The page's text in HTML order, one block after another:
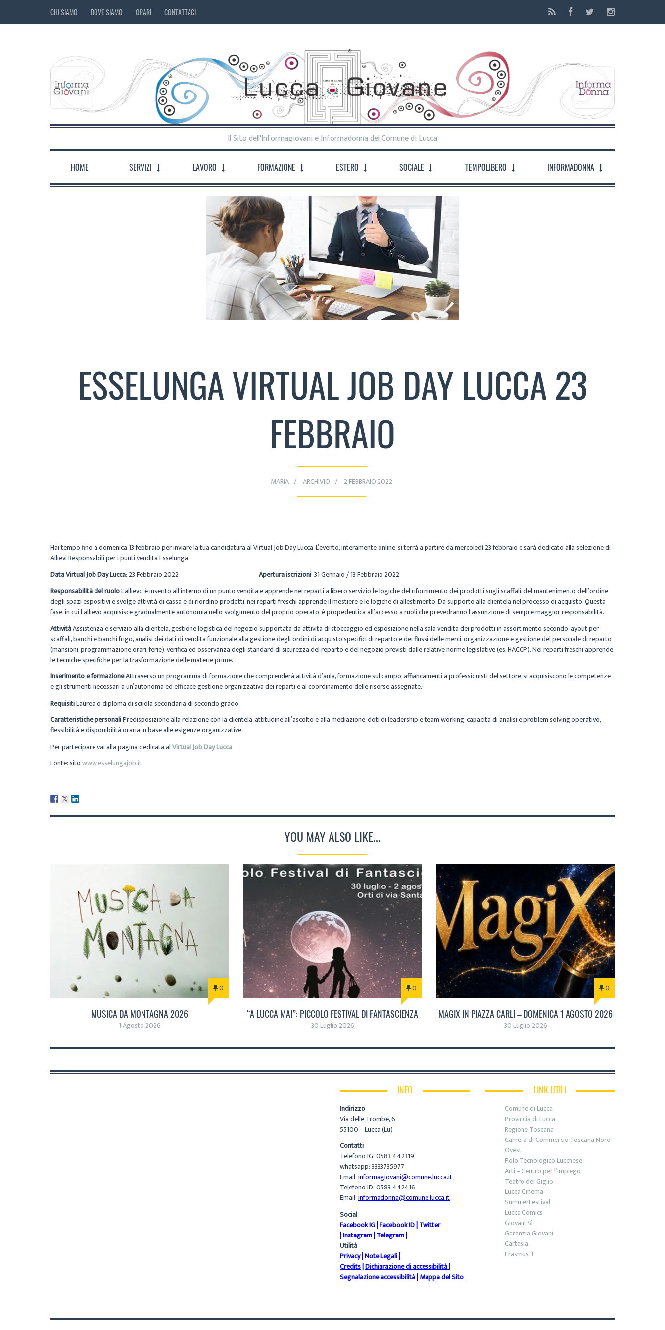
CHI SIAMO DOVE SIAMO ORARI CONTATTACI
Il Sito dell'Informagiovani e Informadonna del Comune di Lucca
HOME SERVIZI LAVORO FORMAZIONE ESTERO SOCIALE TEMPOLIBERO INFORMADONNA
ESSELUNGA VIRTUAL JOB DAY LUCCA 23
FEBBRAIO
MARIA ARCHIVIO 2 FEBBRAIO 2022
Hai tempo fino a domenica 13 febbraio per inviare la tua candidatura al Virtual Job Day Lucca. L’evento, interamente online, si terrà a partire da mercoledì 23 febbraio e sarà dedicato alla selezione di
Allievi Responsabili per i punti vendita Esselunga.
Data Virtual Job Day Lucca: 23 Febbraio 2022 Apertura iscrizioni: 31 Gennaio / 13 Febbraio 2022
Responsabilità del ruoloL’allievo è inserito all’interno di un punto vendita e apprende nei reparti a libero servizio le logiche del rifornimento dei prodotti sugli scaffali, del mantenimento dell’ordine
degli spazi espositivi e svolge attività di cassa e di riordino prodotti, nei reparti freschi apprende il mestiere e le logiche di allestimento. Dà supporto alla clientela nel processo di acquisto. Questa
fase, in cui l’allievo acquisisce gradualmente autonomia nello svolgimento del proprio operato, è propedeutica all’accesso a ruoli che prevedranno l’assunzione di sempre maggior responsabilità.
AttivitàAssistenza e servizio alla clientela, gestione logistica del negozio supportata da attività di stoccaggio ed esposizione nella sala vendita dei prodotti in assortimento secondo layout per
scaffali, banchi e banchi frigo, analisi dei dati di vendita funzionale alla gestione degli ordini di acquisto specifici di reparto e dei flussi delle merci, organizzazione e gestione del personale di reparto
(mansioni, programmazione orari, ferie), verifica ed osservanza degli standard di sicurezza del reparto e del negozio previsti dalle relative norme legislative (es. HACCP). Nei reparti freschi apprende
le tecniche specifiche per la trasformazione delle materie prime.
Inserimento e formazioneAttraverso un programma di formazione che comprenderà attività d’aula, formazione sul campo, affiancamenti a professionisti del settore, si acquisiscono le competenze
e gli strumenti necessari a un’autonoma ed efficace gestione organizzativa dei reparti e al coordinamento delle risorse assegnate.
RequisitiLaurea o diploma di scuola secondaria di secondo grado.
Caratteristiche personaliPredisposizione alla relazione con la clientela, attitudine all’ascolto e alla mediazione, doti di leadership e team working, capacità di analisi e problem solving operativo,
flessibilità e disponibilità oraria in base alle esigenze organizzative.
Per partecipare vai alla pagina dedicata alVirtual Job Day Lucca
Fonte: sitowww.esselungajob.it
YOU MAY ALSO LIKE...
0
MUSICA DA MONTAGNA 2026
1 Agosto 2026
0
“A LUCCA MAI”: PICCOLO FESTIVAL DI FANTASCIENZA
30 Luglio 2026
0
MAGIX IN PIAZZA CARLI – DOMENICA 1 AGOSTO 2026
30 Luglio 2026
INFO
Indirizzo
Via delle Trombe, 6
55100 – Lucca (Lu)
Contatti
Telefono IG: 0583 442319
whatsapp: 3333735977
Email:informagiovani@comune.lucca.it
Telefono ID: 0583 442416
Email:informadonna@comune.lucca.it
Social
Facebook IG|Facebook ID|Twitter
|Instagram|Telegram|
Utilità
Privacy|Note Legali|
Credits|Dichiarazione di accessibilità|
Segnalazione accessibilità|Mappa del Sito
LINK UTILI
Comune di Lucca
Provincia di Lucca
Regione Toscana
Camera di Commercio Toscana Nord-
Ovest
Polo Tecnologico Lucchese
Arti – Centro per l’Impiego
Teatro del Giglio
Lucca Cinema
SummerFestival
Lucca Comics
Giovani Sì
Garanzia Giovani
Cartasia
Erasmus +